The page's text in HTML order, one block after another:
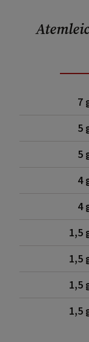
7
5
5
4
4
1,5
1,5
1,5
1,5